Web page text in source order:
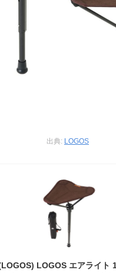
出典: LOGOS
LOGOS エアライト